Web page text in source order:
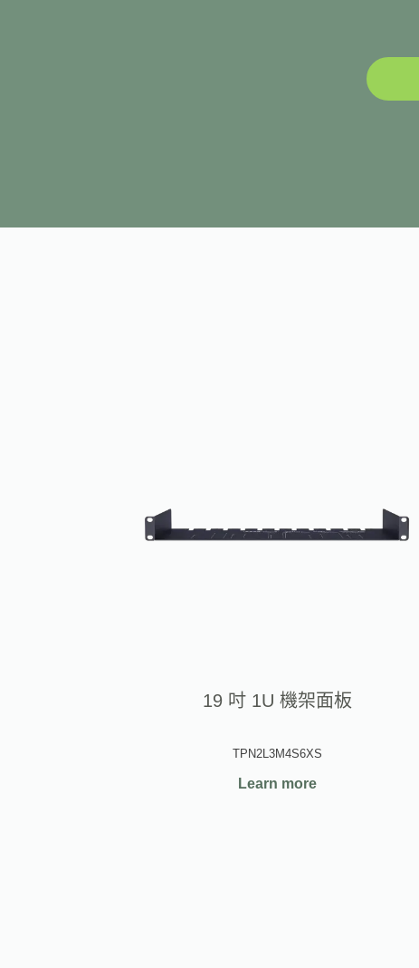
19 吋 1U 機架面板
TPN2L3M4S6XS
Learn more